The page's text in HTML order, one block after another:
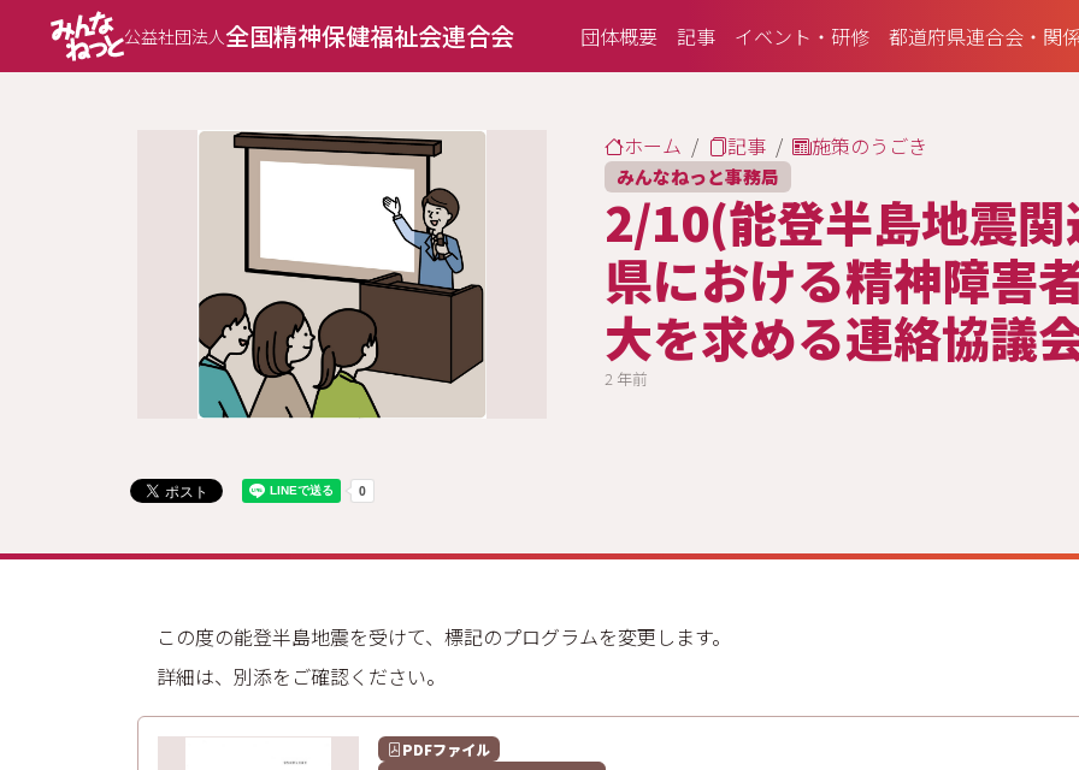
公益社団法人全国精神保健福祉会連合会 団体概要 記事 イベント・研修 都道府県連合会・関
ホーム 記事 施策のうごき
みんなねっと事務局
2/10(能登半島地震
県における精神障害
大を求める連絡協議
2 年前
この度の能登半島地震を受けて、標記のプログラムを変更します。
詳細は、別添をご確認ください。
PDFファイル